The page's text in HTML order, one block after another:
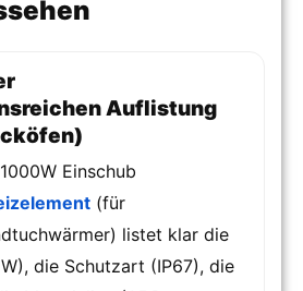
Auflistung
Einschub
(für
listet klar die
die Schutzart (IP67), die